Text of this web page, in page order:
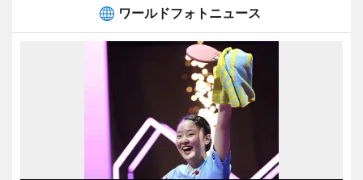
ワールドフォトニュース